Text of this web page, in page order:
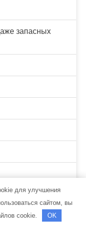
запасных
для улучшения
сайтом, вы
cookie.
OK